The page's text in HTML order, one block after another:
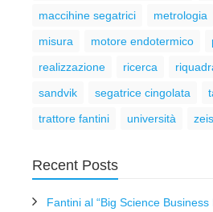
maccihine segatrici
metrologia
misura
motore endotermico
realizzazione
ricerca
sandvik
segatrice cingolata
trattore fantini
università
Recent Posts
Fantini al “Big Science Business